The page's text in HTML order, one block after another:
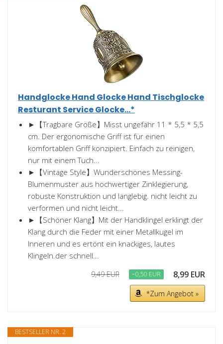
Handglocke Hand Glocke Hand Tischglocke
Resturant Service Glocke...*
►【Tragbare Größe】Misst ungefähr 11 * 5,5 * 5,5
cm. Der ergonomische Griff ist für einen
komfortablen Griff konzipiert. Einfach zu reinigen,
nur mit einem Tuch...
►【Vintage Style】Wunderschönes Messing-
Blumenmuster aus hochwertiger Zinklegierung,
robuste Konstruktion und langlebig. nicht leicht zu
verformen und nicht leicht...
►【Schöner Klang】Mit der Handklingel erklingt der
Klang durch die Feder mit einer Metallkugel im
Inneren und es ertönt ein knackiges, lautes
Klingeln.der schnell...
9,49 EUR −0,50 EUR 8,99 EUR
*Zum Angebot »
BESTSELLER NR. 2